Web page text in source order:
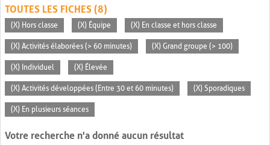
TOUTES LES FICHES (8)
(X) Hors classe (X) Équipe (X) En classe et hors classe
(X) Activités élaborées (> 60 minutes) (X) Grand groupe (> 100)
(X) Individuel (X) Élevée
(X) Activités développées (Entre 30 et 60 minutes) (X) Sporadiques
(X) En plusieurs séances
Votre recherche n'a donné aucun résultat